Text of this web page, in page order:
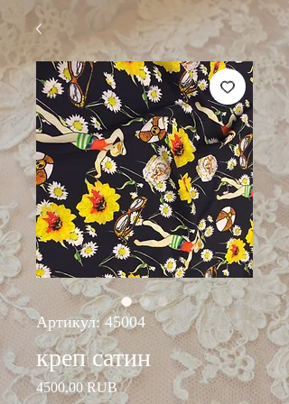
Артикул: 45004
креп сатин
4500,00 RUBЦена